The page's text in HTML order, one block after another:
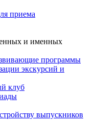
приема
и именных
программы
экскурсий и
клуб
выпускников